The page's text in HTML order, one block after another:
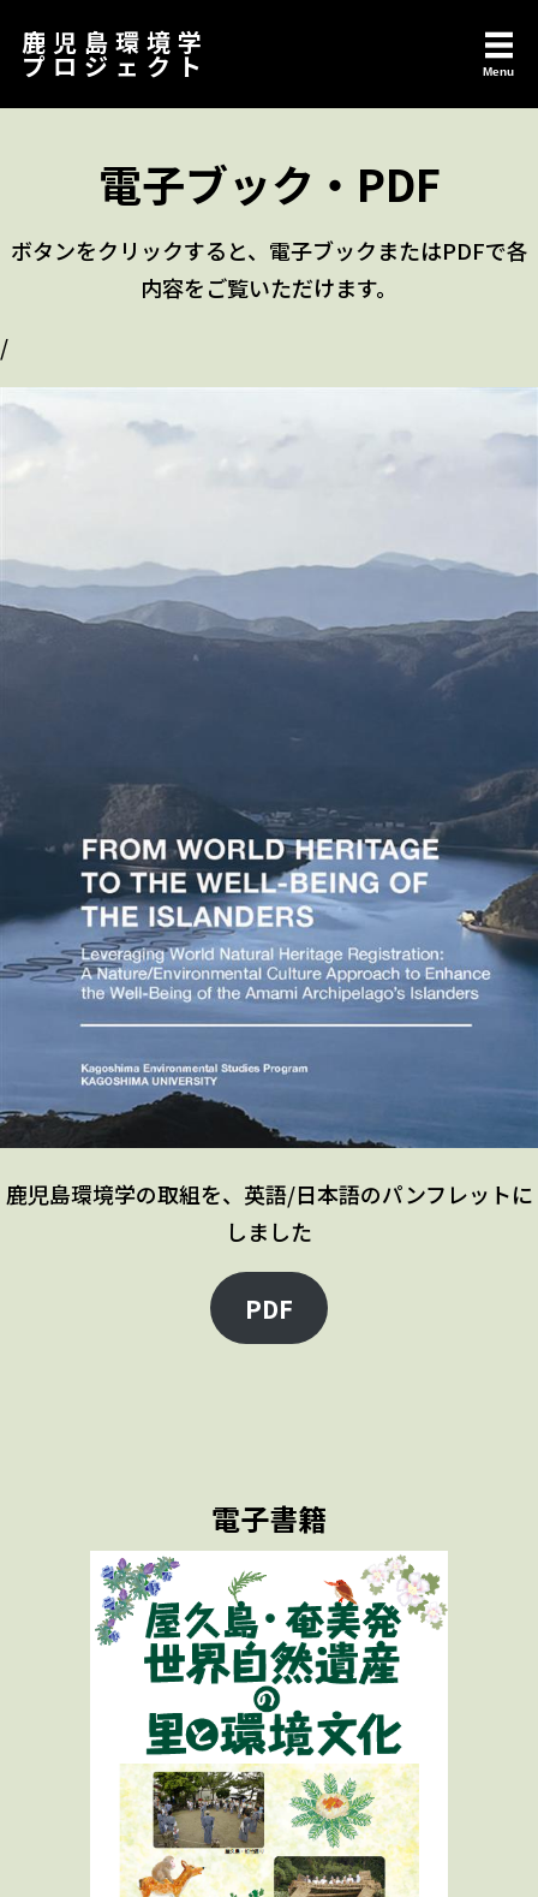
鹿児島環境学
プロジェクト Menu
電子ブック・PDF
ボタンをクリックすると、電子ブックまたはPDFで各
内容をご覧いただけます。
/
鹿児島環境学の取組を、英語/日本語のパンフレットに
しました
PDF
電子書籍